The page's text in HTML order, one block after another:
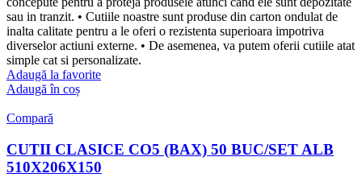
sau in tranzit. • Cutiile noastre sunt produse din carton ondulat de
inalta calitate pentru a le oferi o rezistenta superioara impotriva
diverselor actiuni externe. • De asemenea, va putem oferii cutiile atat
simple cat si personalizate.
Adaugă la favorite
Adaugă în coș
Compară
CUTII CLASICE CO5 (BAX) 50 BUC/SET ALB
510X206X150